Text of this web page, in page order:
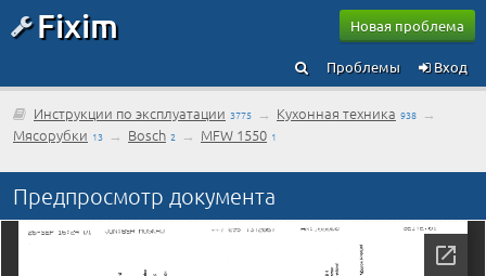
Fixim Новая проблема
Вход
Проблемы
Инструкции по эксплуатации 3775 → Кухонная техника 938 →
Мясорубки 13 → Bosch 2 → MFW 1550 1
Предпросмотр документа